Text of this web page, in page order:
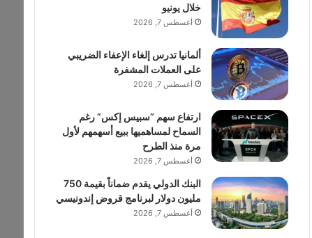
خلال يونيو
أغسطس 7, 2026
ألمانيا تدرس إلغاء الإعفاء الضريبي
على العملات المشفرة
أغسطس 7, 2026
ارتفاع سهم “سبيس إكس” رغم
السماح لمساهميها ببيع أسهمهم لأول
مرة منذ الطرح
أغسطس 7, 2026
البنك الدولي يقدم ضماناً بقيمة 750
مليون دولار لبرنامج قروض إندونيسي
أغسطس 7, 2026